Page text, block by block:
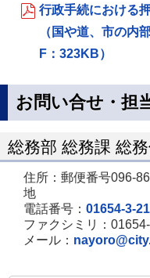
行政手続における
（国や道、市の内
F：323KB）
お問い合せ・担
総務部 総務課 総
住所：郵便番号096-
地
電話番号： 01654-3-
ファクシミリ：
メール：